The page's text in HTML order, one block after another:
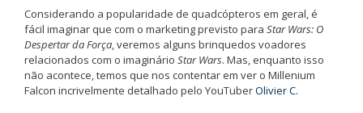
Considerando a popularidade de quadcópteros em geral, é
fácil imaginar que com o marketing previsto para Star Wars: O
Despertar da Força, veremos alguns brinquedos voadores
relacionados com o imaginário Star Wars. Mas, enquanto isso
não acontece, temos que nos contentar em ver o Millenium
Falcon incrivelmente detalhado pelo YouTuberOlivier C.